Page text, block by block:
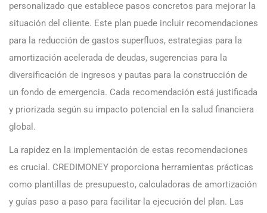
personalizado que establece pasos concretos para mejorar la
situación del cliente. Este plan puede incluir recomendaciones
para la reducción de gastos superfluos, estrategias para la
amortización acelerada de deudas, sugerencias para la
diversificación de ingresos y pautas para la construcción de
un fondo de emergencia. Cada recomendación está justificada
y priorizada según su impacto potencial en la salud financiera
global.
La rapidez en la implementación de estas recomendaciones
es crucial. CREDIMONEY proporciona herramientas prácticas
como plantillas de presupuesto, calculadoras de amortización
y guías paso a paso para facilitar la ejecución del plan. Las